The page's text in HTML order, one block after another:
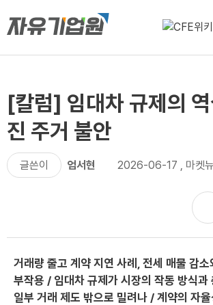
[칼럼] 임대차 규제의 역
진 주거 불안
글쓴이 엄서현 2026-06-17 , 마켓
거래량 줄고 계약 지연 사례, 전세 매물 감소
부작용 / 임대차 규제가 시장의 작동 방식과
일부 거래 제도 밖으로 밀려나 / 계약의 자